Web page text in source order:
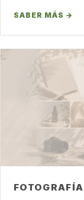
SABER MÁS →
FOTOGRAFÍA